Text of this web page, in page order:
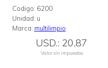
Codigo: 6200
Unidad: u
Marca: multilimpio
USD.: 20,87
Valor sin impuestos